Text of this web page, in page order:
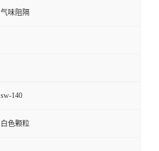
气味阻隔
sw-140
白色颗粒